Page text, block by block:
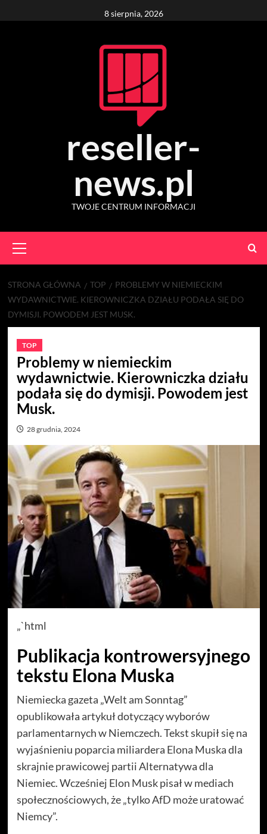
to
8 sierpnia, 2026
reseller-
news.pl
TWOJE CENTRUM INFORMACJI
Menu
STRONA GŁÓWNA TOP
PROBLEMY W NIEMIECKIM
WYDAWNICTWIE. KIEROWNICZKA DZIAŁU PODAŁA SIĘ DO
DYMISJI. POWODEM JEST MUSK.
TOP
Problemy w niemieckim
wydawnictwie. Kierowniczka działu
podała się do dymisji. Powodem jest
Musk.
28 grudnia, 2024
„`html
Publikacja kontrowersyjnego
tekstu Elona Muska
Niemiecka gazeta „Welt am Sonntag”
opublikowała artykuł dotyczący wyborów
parlamentarnych w Niemczech. Tekst skupił się na
wyjaśnieniu poparcia miliardera Elona Muska dla
skrajnie prawicowej partii Alternatywa dla
Niemiec. Wcześniej Elon Musk pisał w mediach
społecznościowych, że „tylko AfD może uratować
Niemcy”.